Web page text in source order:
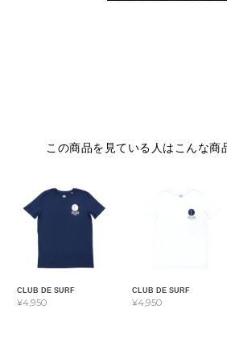
この商品を見ている人はこんな商
CLUB DE SURF
¥4,950
CLUB DE SURF
¥4,950